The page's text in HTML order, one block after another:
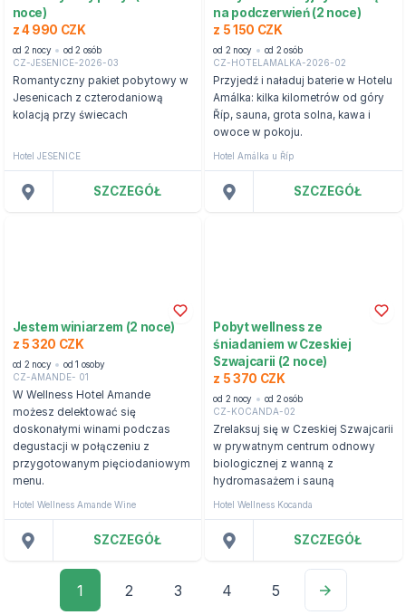
noce)
z 4 990 CZK
od 2 nocy
od 2 osób
CZ-JESENICE-2026-03
Romantyczny pakiet pobytowy w
Jesenicach z czterodaniową
kolacją przy świecach
Hotel JESENICE
SZCZEGÓŁ
na podczerwień (2 noce)
z 5 150 CZK
od 2 nocy
od 2 osób
CZ-HOTELAMALKA-2026-02
Przyjedź i naładuj baterie w Hotelu
Amálka: kilka kilometrów od góry
Říp, sauna, grota solna, kawa i
owoce w pokoju.
Hotel Amálka u Říp
SZCZEGÓŁ
Jestem winiarzem (2 noce)
z 5 320 CZK
od 2 nocy
od 1 osoby
CZ-AMANDE- 01
W Wellness Hotel Amande
możesz delektować się
doskonałymi winami podczas
degustacji w połączeniu z
przygotowanym pięciodaniowym
menu.
Hotel Wellness Amande Wine
SZCZEGÓŁ
Pobyt wellness ze
śniadaniem w Czeskiej
Szwajcarii (2 noce)
z 5 370 CZK
od 2 nocy
od 2 osób
CZ-KOCANDA-02
Zrelaksuj się w Czeskiej Szwajcarii
w prywatnym centrum odnowy
biologicznej z wanną z
hydromasażem i sauną
Hotel Wellness Kocanda
SZCZEGÓŁ
1 2 3 4 5